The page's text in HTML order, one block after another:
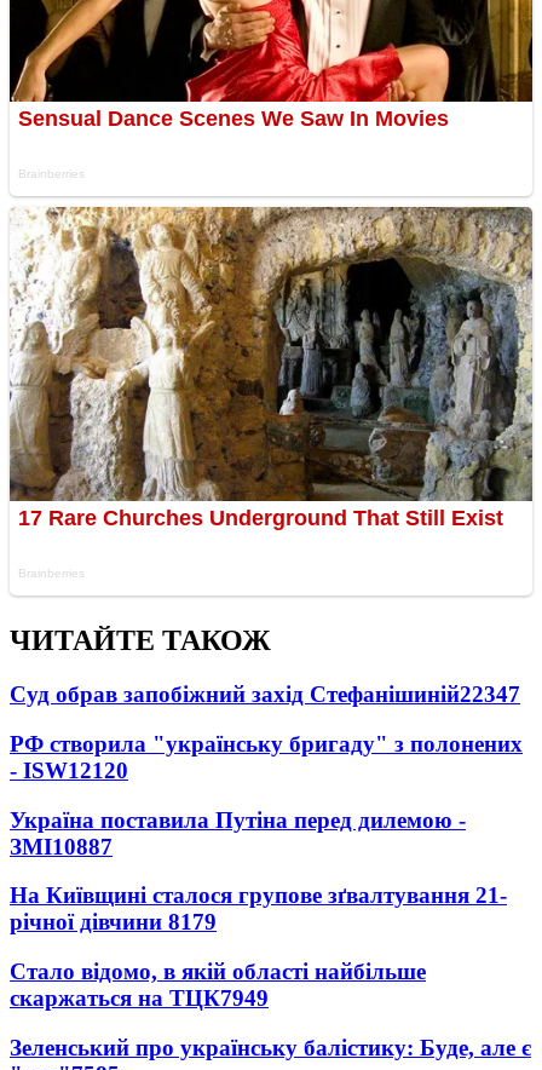
ЧИТАЙТЕ ТАКОЖ
Суд обрав запобіжний захід Стефанішиній22347
РФ створила "українську бригаду" з полонених
- ISW12120
Україна поставила Путіна перед дилемою -
ЗМІ10887
На Київщині сталося групове зґвалтування 21-
річної дівчини 8179
Стало відомо, в якій області найбільше
скаржаться на ТЦК7949
Зеленський про українську балістику: Буде, але є